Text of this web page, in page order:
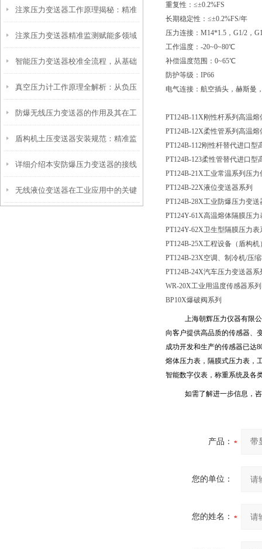
型必须知道的参数
注浆压力变送器工作原理揭秘：精准
感知地下压力的核心技术
注浆压力变送器精准监测赋能多领域
工程安全的隐形卫士
智能压力变送器校准全流程，从基础
操作到精准调优
真空压力计工作原理全解析：从负压
测量到工业监控的精密之道
防爆无线压力变送器的作用及其在工
业安全中的重要性
盾构机土压变送器安装规范：精准监
测，安全施工的保障
详细介绍本安防爆压力变送器的接线
方法
无线液位变送器在工业应用中的关键
重复性：≤±0.2%FS
长期稳定性：≤±0.2%FS/年
压力连接： M14*1.5，G1/2，
工作温度： -20~0~80℃
补偿温度范围： 0~65℃
防护等级： IP66
电气连接：航空插头，赫斯曼
PT124B-11X刚性杆系列高温
PT124B-12X柔性管系列高温
PT124B-112刚性杆替代进口型
PT124B-123柔性管替代进口型
PT124B-21X工业常温系列压力
PT124B-22X液位变送器系列
PT124B-28X工业防爆压力变送
PT124Y-61X高温熔体隔膜压
PT124Y-62X卫生型隔膜压力表
PT124B-25X工程设备（盾构
PT124B-23X空调、制冷机/压
PT124B-24X汽车压力变送器系
WR-20X工业用温度传感器系列
BP10X爆破阀系列
上海朝辉压力仪器有限
向客户提供高品质的传感器、
成功开发和生产的传感器已达
熔体压力表，隔膜式压力表，
智能数字仪表，称重系统及各
如需了解进一步信息，
产品：
您的单位：
您的姓名：